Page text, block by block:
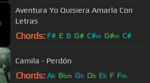
Aventura Yo Quisiera Amarla Con
Letras
Chords: F# E B G# C#m G#m C#
Camila - Perdón
Chords: Ab Bbm Gb Db Eb F Fm